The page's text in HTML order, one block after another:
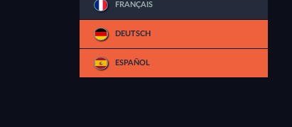
FRANÇAIS
DEUTSCH
ESPAÑOL